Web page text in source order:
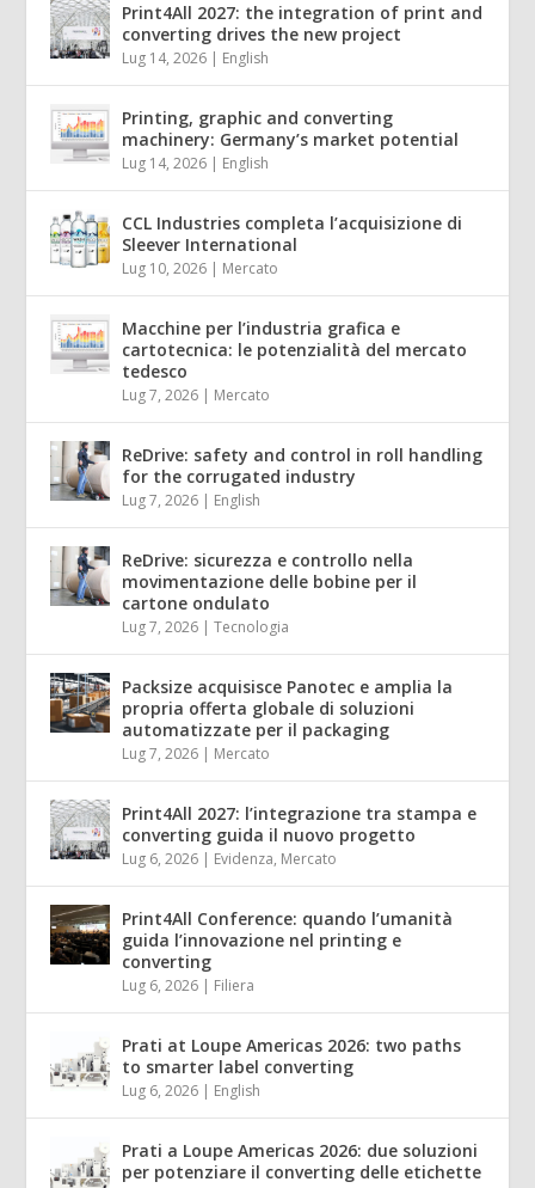
Print4All 2027: the integration of print and
converting drives the new project
Lug 14, 2026 | English
Printing, graphic and converting
machinery: Germany’s market potential
Lug 14, 2026 | English
CCL Industries completa l’acquisizione di
Sleever International
Lug 10, 2026 | Mercato
Macchine per l’industria grafica e
cartotecnica: le potenzialità del mercato
tedesco
Lug 7, 2026 | Mercato
ReDrive: safety and control in roll handling
for the corrugated industry
Lug 7, 2026 | English
ReDrive: sicurezza e controllo nella
movimentazione delle bobine per il
cartone ondulato
Lug 7, 2026 |Tecnologia
Packsize acquisisce Panotec e amplia la
propria offerta globale di soluzioni
automatizzate per il packaging
Lug 7, 2026 | Mercato
Print4All 2027: l’integrazione tra stampa e
converting guida il nuovo progetto
Lug 6, 2026 | Evidenza, Mercato
Print4All Conference: quando l’umanità
guida l’innovazione nel printing e
converting
Lug 6, 2026 | Filiera
Prati at Loupe Americas 2026: two paths
to smarter label converting
Lug 6, 2026 | English
Prati a Loupe Americas 2026: due soluzioni
per potenziare il converting delle etichette